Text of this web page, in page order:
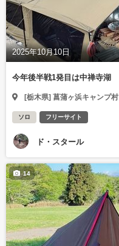
2025年10月10日
今年後半戦1発目は中禅寺湖
[栃木県] 菖蒲ヶ浜キャンプ村
ソロ フリーサイト
ド・スタール
14